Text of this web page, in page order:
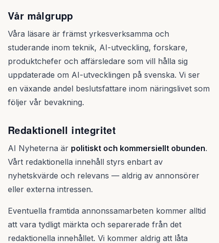
Vår målgrupp
Våra läsare är främst yrkesverksamma och
studerande inom teknik, AI-utveckling, forskare,
produktchefer och affärsledare som vill hålla sig
uppdaterade om AI-utvecklingen på svenska. Vi ser
en växande andel beslutsfattare inom näringslivet som
följer vår bevakning.
Redaktionell integritet
AI Nyheterna är politiskt och kommersiellt obunden.
Vårt redaktionella innehåll styrs enbart av
nyhetskvärde och relevans — aldrig av annonsörer
eller externa intressen.
Eventuella framtida annonssamarbeten kommer alltid
att vara tydligt märkta och separerade från det
redaktionella innehållet. Vi kommer aldrig att låta